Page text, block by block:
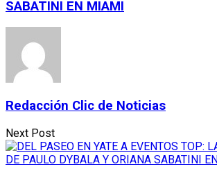
SABATINI EN MIAMI
Redacción Clic de Noticias
Next Post